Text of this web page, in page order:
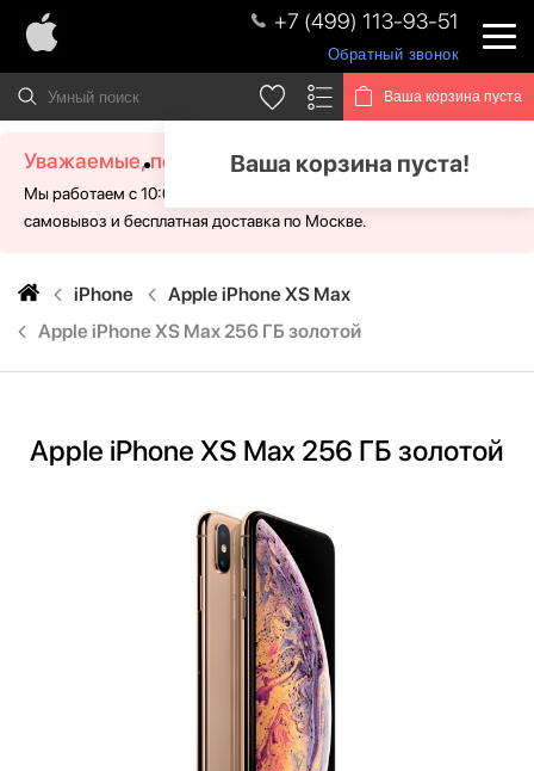
+7 (499) 113-93-51
Обратный звонок
Ваша корзина пуста
Ваша корзина пуста!
Уважаемые, посетители!
Мы работаем с 10:00 - 21:00 без выходных. Для Вас доступен
самовывоз и бесплатная доставка по Москве.
iPhone
Apple iPhone XS Max
Apple iPhone XS Max 256 ГБ золотой
Apple iPhone XS Max 256 ГБ золотой